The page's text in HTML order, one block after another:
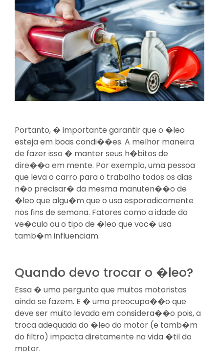
Portanto, � importante garantir que o �leo
esteja em boas condi��es. A melhor maneira
de fazer isso � manter seus h�bitos de
dire��o em mente. Por exemplo, uma pessoa
que leva o carro para o trabalho todos os dias
n�o precisar� da mesma manuten��o de
�leo que algu�m que o usa esporadicamente
nos fins de semana. Fatores como a idade do
ve�culo ou o tipo de �leo que voc� usa
tamb�m influenciam.
Quando devo trocar o �leo?
Essa � uma pergunta que muitos motoristas
ainda se fazem. E � uma preocupa��o que
deve ser muito levada em considera��o pois, a
troca adequada do �leo do motor (e tamb�m
do filtro) impacta diretamente na vida �til do
motor.